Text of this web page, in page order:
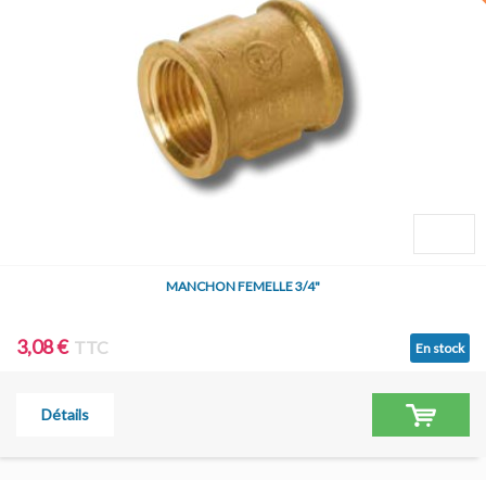
MANCHON FEMELLE 3/4"
3,08 € TTC En stock
Détails